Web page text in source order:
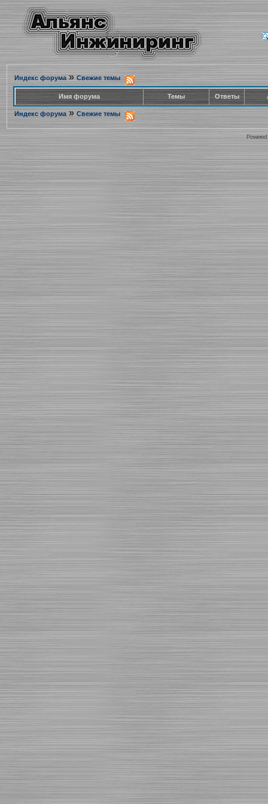
Индекс форума» Свежие темы
Имя форума Темы Ответы
Индекс форума » Свежие темы